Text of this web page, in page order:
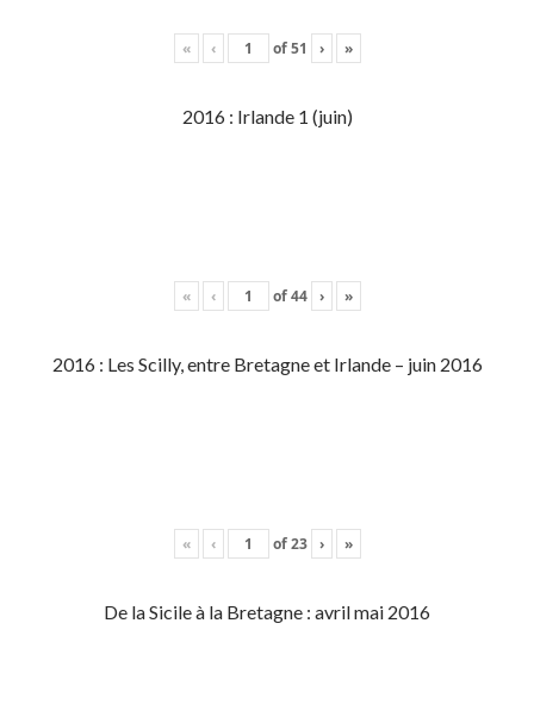
« ‹ of51 › »
2016 : Irlande 1 (juin)
« ‹ of44 › »
2016 : Les Scilly, entre Bretagne et Irlande – juin 2016
« ‹ of23 › »
De la Sicile à la Bretagne : avril mai 2016